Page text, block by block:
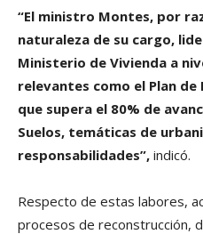
“El ministro Montes, por
naturaleza de su cargo,
Ministerio de Vivienda a
relevantes como el Plan
que supera el 80% de
Suelos, temáticas de
responsabilidades”, indicó.
Respecto de estas labores,
procesos de reconstrucción,